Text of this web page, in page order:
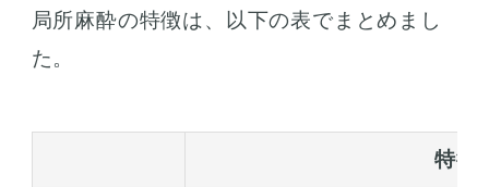
局所麻酔の特徴は、以下の表でまとめまし
た。
特徴